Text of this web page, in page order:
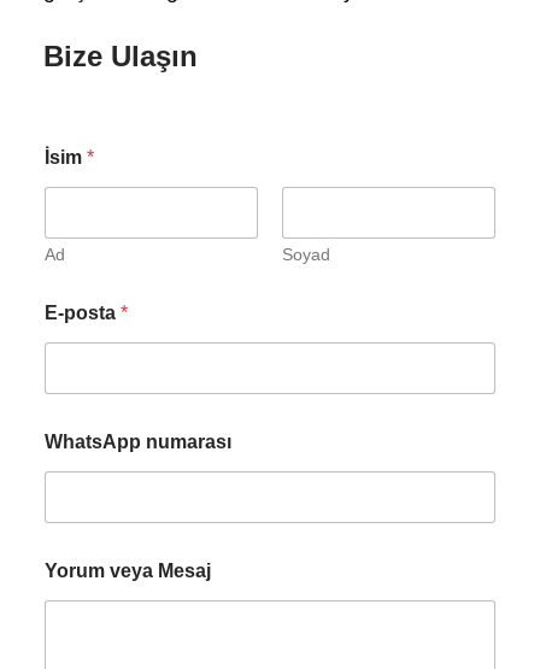
Bize Ulaşın
İsim *
Ad Soyad
E-posta *
WhatsApp numarası
Yorum veya Mesaj